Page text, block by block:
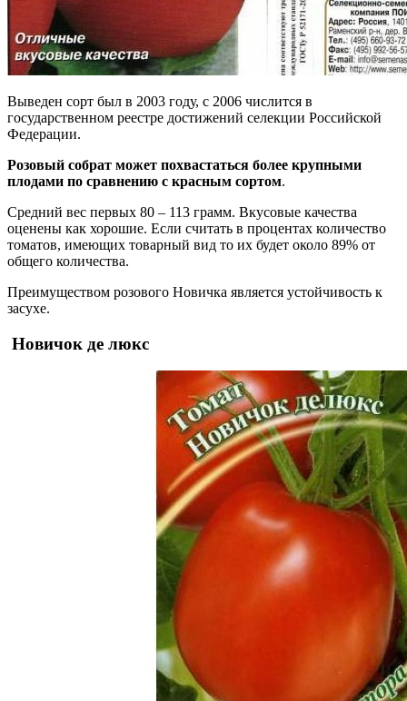
Выведен сорт был в 2003 году, с 2006 числится в
государственном реестре достижений селекции Российской
Федерации.
Розовый собрат может похвастаться более крупными
плодами по сравнению с красным сортом.
Средний вес первых 80 – 113 грамм. Вкусовые качества
оценены как хорошие. Если считать в процентах количество
томатов, имеющих товарный вид то их будет около 89% от
общего количества.
Преимуществом розового Новичка является устойчивость к
засухе.
Новичок де люкс